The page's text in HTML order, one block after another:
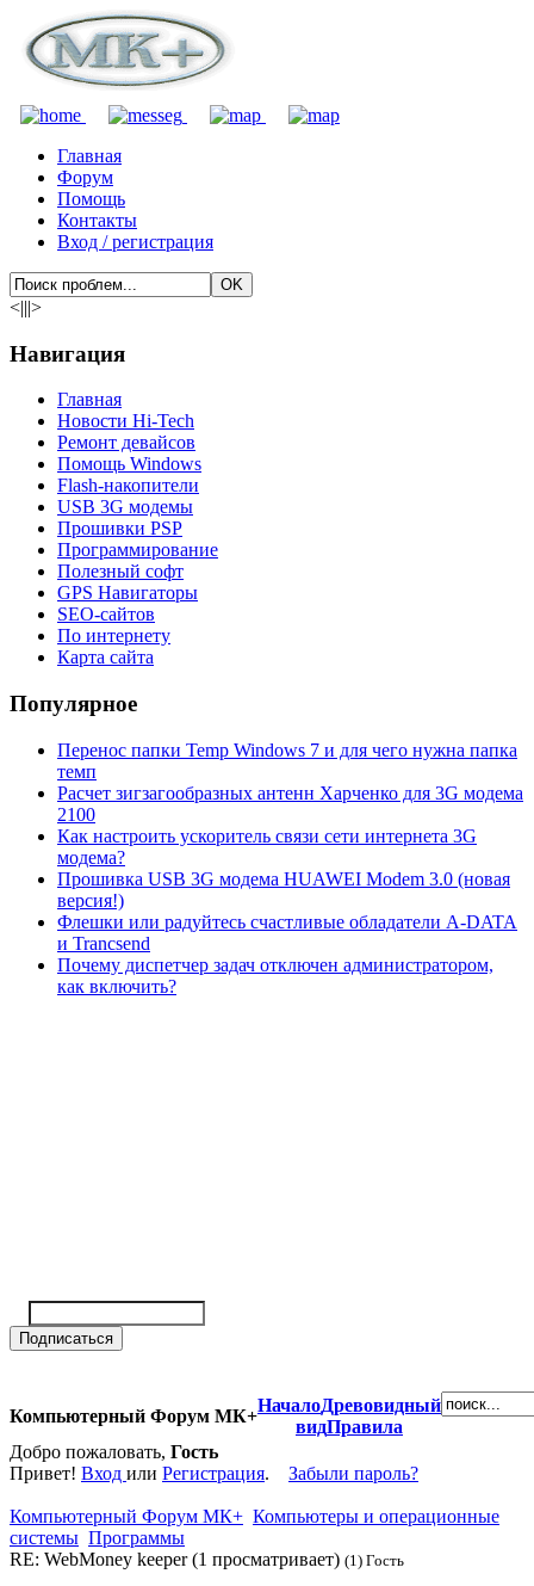
Главная
Форум
Помощь
Контакты
Вход / регистрация
<|||>
Навигация
Главная
Новости Hi-Tech
Ремонт девайсов
Помощь Windows
Flash-накопители
USB 3G модемы
Прошивки PSP
Программирование
Полезный софт
GPS Навигаторы
SEO-сайтов
По интернету
Карта сайта
Популярное
Перенос папки Temp Windows 7 и для чего нужна папка
темп
Расчет зигзагообразных антенн Харченко для 3G модема
2100
Как настроить ускоритель связи сети интернета 3G
модема?
Прошивка USB 3G модема HUAWEI Modem 3.0 (новая
версия!)
Флешки или радуйтесь счастливые обладатели A-DATA
и Trancsend
Почему диспетчер задач отключен администратором,
как включить?
Компьютерный Форум МК+
НачалоДревовидный
видПравила
Добро пожаловать, Гость
Привет! Вход или Регистрация. Забыли пароль?
Компьютерный Форум МК+ Компьютеры и операционные
системы Программы
RE: WebMoney keeper (1 просматривает) (1) Гость